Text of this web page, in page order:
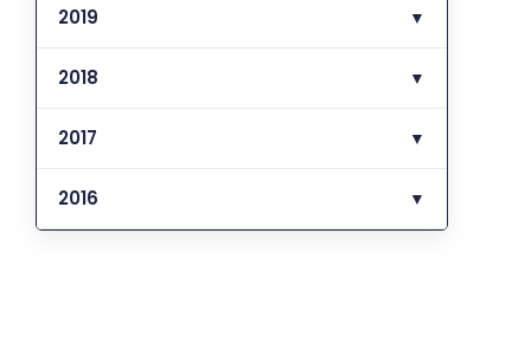
2019 ▼
2018 ▼
2017 ▼
2016 ▼